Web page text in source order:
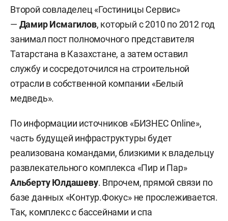
Второй совладелец «Гостиницы Сервис»
— Дамир Исмагилов, который с 2010 по 2012 год
занимал пост полномочного представителя
Татарстана в Казахстане, а затем оставил
службу и сосредоточился на строительной
отрасли в собственной компании «Белый
медведь».
По информации источников «БИЗНЕС Online»,
часть будущей инфраструктуры будет
реализована командами, близкими к владельцу
развлекательного комплекса «Пир и Пар»
Альберту Юлдашеву. Впрочем, прямой связи по
базе данных «Контур.Фокус» не прослеживается.
Так, комплекс с бассейнами и спа